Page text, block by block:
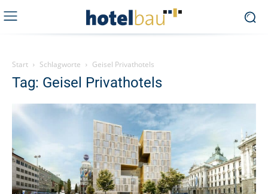
Start Schlagworte Geisel Privathotels
Tag: Geisel Privathotels